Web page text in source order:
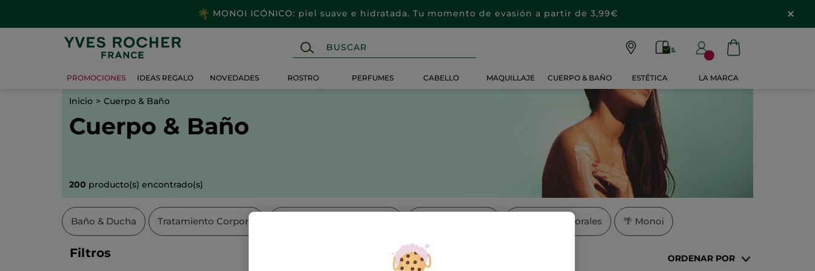
MONOI ICÓNICO: piel suave e hidratada. Tu momento de evasión a partir de 3,99€
PROMOCIONES IDEAS REGALO NOVEDADES ROSTRO PERFUMES CABELLO MAQUILLAJE CUERPO & BAÑO ESTÉTICA LA MARCA
Inicio Cuerpo & Baño
Cuerpo & Baño
200 producto(s) encontrado(s)
Baño & Ducha Tratamiento Corporal Rituales Corporales 🌴 Monoi
Filtros ORDENAR POR